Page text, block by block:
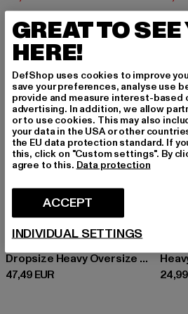
Dropsize Heavy Oversize HD Print Hoodie
47,49 EUR
Prix courant: 47,49 EUR Prix
GREAT TO SEE
HERE!
DefShop uses cookies to improve
save your preferences, analyse use
provide and measure interest-based
advertising. In addition, we allow
or to use cookies. This may also
your data in the USA or other
the EU data protection standard. If
this, click on "Custom settings". By
agree to this. Data protection
ACCEPT
INDIVIDUAL SETTINGS